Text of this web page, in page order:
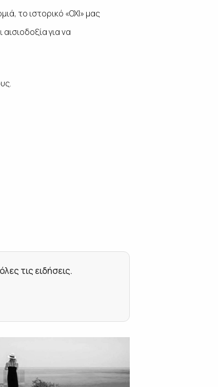
το ιστορικό «ΟΧΙ» μας
για να
τις ειδήσεις.